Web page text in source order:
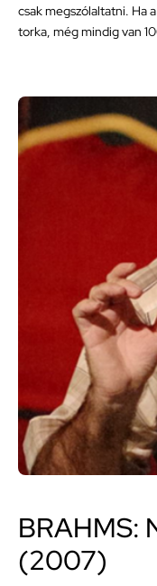
csak megszólaltatni. Ha
torka, még mindig van
BRAHMS:
(2007)